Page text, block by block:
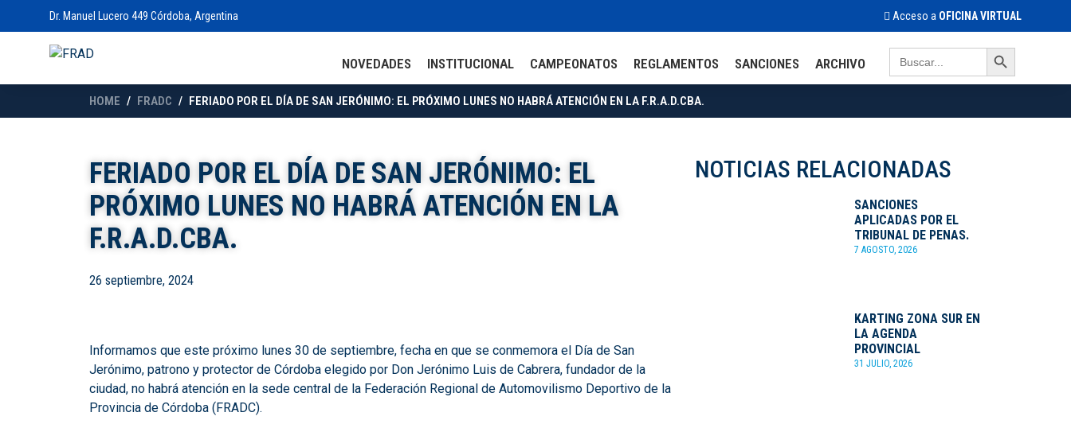
Dr. Manuel Lucero 449 Córdoba, Argentina Acceso a OFICINA VIRTUAL
NOVEDADES INSTITUCIONAL CAMPEONATOS REGLAMENTOS SANCIONES ARCHIVO
Search
for:
Search Button
HOME FRADC FERIADO POR EL DÍA DE SAN JERÓNIMO: EL PRÓXIMO LUNES NO HABRÁ ATENCIÓN EN LA F.R.A.D.CBA.
FERIADO POR EL DÍA DE SAN JERÓNIMO: EL
PRÓXIMO LUNES NO HABRÁ ATENCIÓN EN LA
F.R.A.D.CBA.
26 septiembre, 2024
Informamos que este próximo lunes 30 de septiembre, fecha en que se conmemora el Día de San
Jerónimo, patrono y protector de Córdoba elegido por Don Jerónimo Luis de Cabrera, fundador de la
ciudad, no habrá atención en la sede central de la Federación Regional de Automovilismo Deportivo de la
Provincia de Córdoba (FRADC).
NOTICIAS RELACIONADAS
SANCIONES
APLICADAS POR EL
TRIBUNAL DE PENAS.
7 AGOSTO, 2026
KARTING ZONA SUR EN
LA AGENDA
PROVINCIAL
31 JULIO, 2026